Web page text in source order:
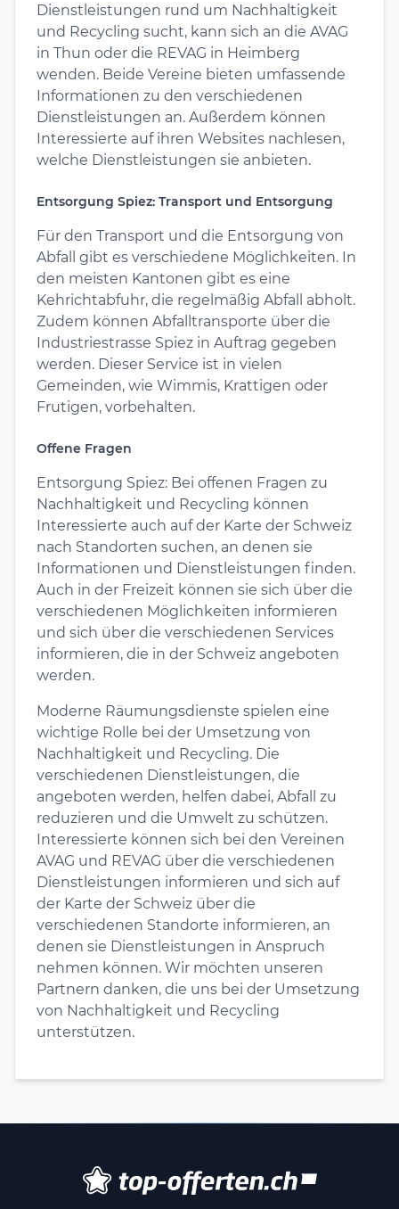
Dienstleistungen rund um Nachhaltigkeit
und Recycling sucht, kann sich an die AVAG
in Thun oder die REVAG in Heimberg
wenden. Beide Vereine bieten umfassende
Informationen zu den verschiedenen
Dienstleistungen an. Außerdem können
Interessierte auf ihren Websites nachlesen,
welche Dienstleistungen sie anbieten.
Entsorgung Spiez: Transport und Entsorgung
Für den Transport und die Entsorgung von
Abfall gibt es verschiedene Möglichkeiten. In
den meisten Kantonen gibt es eine
Kehrichtabfuhr, die regelmäßig Abfall abholt.
Zudem können Abfalltransporte über die
Industriestrasse Spiez in Auftrag gegeben
werden. Dieser Service ist in vielen
Gemeinden, wie Wimmis, Krattigen oder
Frutigen, vorbehalten.
Offene Fragen
Entsorgung Spiez: Bei offenen Fragen zu
Nachhaltigkeit und Recycling können
Interessierte auch auf der Karte der Schweiz
nach Standorten suchen, an denen sie
Informationen und Dienstleistungen finden.
Auch in der Freizeit können sie sich über die
verschiedenen Möglichkeiten informieren
und sich über die verschiedenen Services
informieren, die in der Schweiz angeboten
werden.
Moderne Räumungsdienste spielen eine
wichtige Rolle bei der Umsetzung von
Nachhaltigkeit und Recycling. Die
verschiedenen Dienstleistungen, die
angeboten werden, helfen dabei, Abfall zu
reduzieren und die Umwelt zu schützen.
Interessierte können sich bei den Vereinen
AVAG und REVAG über die verschiedenen
Dienstleistungen informieren und sich auf
der Karte der Schweiz über die
verschiedenen Standorte informieren, an
denen sie Dienstleistungen in Anspruch
nehmen können. Wir möchten unseren
Partnern danken, die uns bei der Umsetzung
von Nachhaltigkeit und Recycling
unterstützen.